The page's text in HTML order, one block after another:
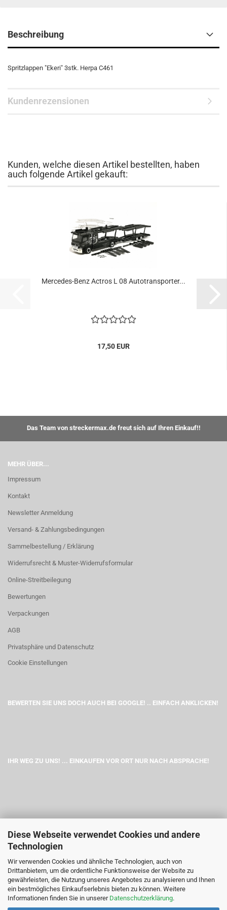
Diese Webseite verwendet Cookies und andere
Technologien
Wir verwenden Cookies und ähnliche Technologien, auch von
Drittanbietern, um die ordentliche Funktionsweise der Website zu
gewährleisten, die Nutzung unseres Angebotes zu analysieren und Ihnen
ein bestmögliches Einkaufserlebnis bieten zu können. Weitere
Informationen finden Sie in unserer Datenschutzerklärung.
Beschreibung
Spritzlappen "Ekeri" 3stk. Herpa C461
Kundenrezensionen
Kunden, welche diesen Artikel bestellten, haben
auch folgende Artikel gekauft:
Mercedes-Benz Actros L 08 Autotransporter...
17,50 EUR
Das Team von streckermax.de freut sich auf Ihren Einkauf!!
MEHR ÜBER...
Impressum
Kontakt
Newsletter Anmeldung
Versand- & Zahlungsbedingungen
Sammelbestellung / Erklärung
Widerrufsrecht & Muster-Widerrufsformular
Online-Streitbeilegung
Bewertungen
Verpackungen
AGB
Privatsphäre und Datenschutz
Cookie Einstellungen
BEWERTEN SIE UNS DOCH AUCH BEI GOOGLE! .. EINFACH ANKLICKEN!
IHR WEG ZU UNS! ... EINKAUFEN VOR ORT NUR NACH ABSPRACHE!